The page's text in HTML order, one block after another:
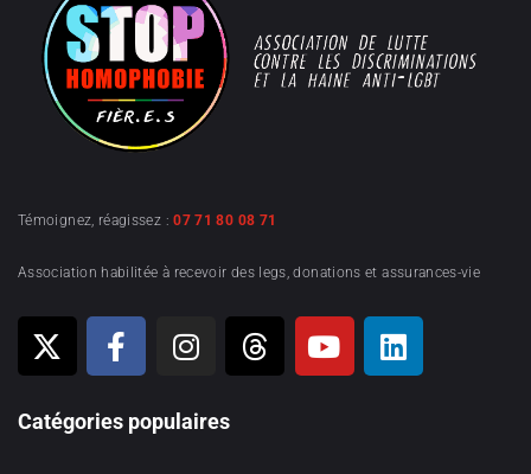
Témoignez, réagissez :07 71 80 08 71
Association habilitée à recevoir des legs, donations et assurances-vie
Catégories populaires